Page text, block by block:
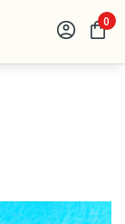
0